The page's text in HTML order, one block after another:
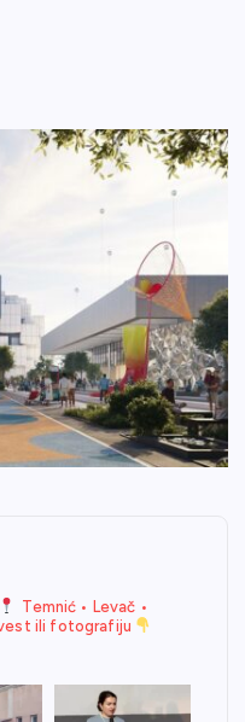
Temnić • Levač •
ili fotografiju